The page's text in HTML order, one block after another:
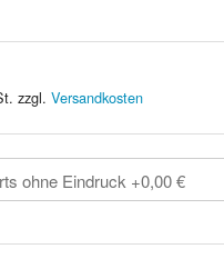
zzgl. Versandkosten